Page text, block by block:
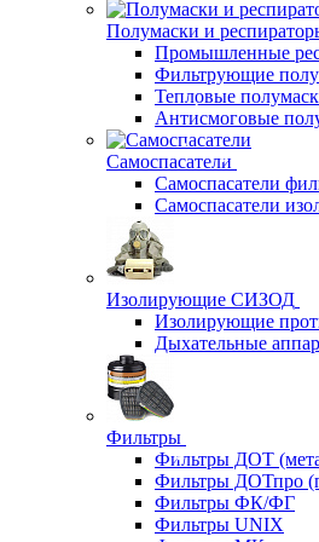
Полумаски и
Промышленные
Фильтрующие
Тепловые
Антисмоговые
Самоспасатели
Самоспасатели
Самоспасатели
Изолирующие СИЗОД
Изолирующие
Дыхательные
Фильтры
Фильтры ДОТ
Фильтры ДОТпро
Фильтры ФК/ФГ
Фильтры UNIX